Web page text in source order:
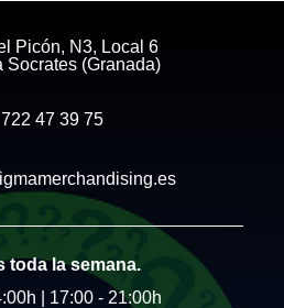
Picón, N3, Local 6
Socrates (Granada)
722 47 39 75
toda la semana.
| 17:00 - 21:00h